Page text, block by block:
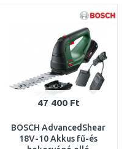
Összehasonlítás
47 400 Ft
BOSCH AdvancedShear
18V-10 Akkus fű-és